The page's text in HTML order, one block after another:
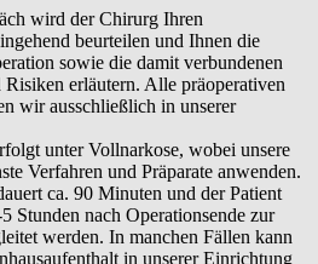
wird der Chirurg Ihren
beurteilen und Ihnen die
sowie die damit verbundenen
erläutern. Alle präoperativen
wir ausschließlich in unserer
unter Vollnarkose, wobei unsere
Verfahren und Präparate anwenden.
ca. 90 Minuten und der Patient
Stunden nach Operationsende zur
werden. In manchen Fällen kann
in unserer Einrichtung